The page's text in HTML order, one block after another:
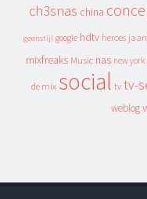
ch3snas china
geenstijl google hdtv heroes
mixfreaks Music nas new york
de mix social tv tv-
weblog